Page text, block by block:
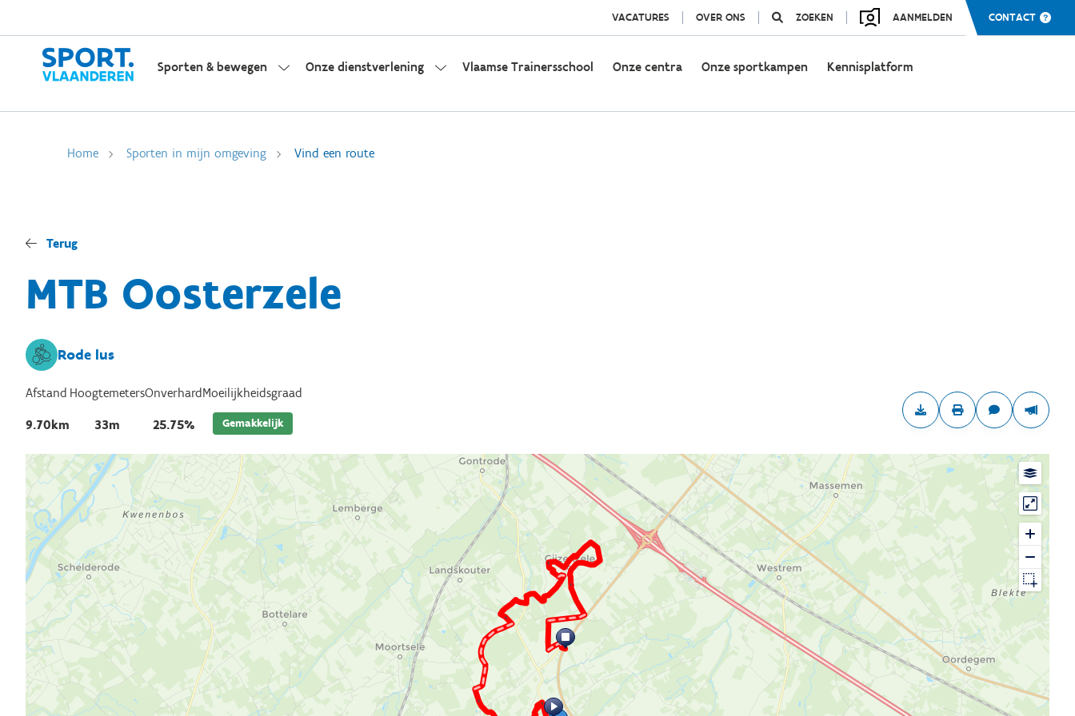
VACATURES OVER ONS ZOEKEN AANMELDEN CONTACT
Sporten & bewegen Onze dienstverlening Vlaamse Trainersschool Onze centra Onze sportkampen Kennisplatform
Home Sporten in mijn omgeving Vind een route
Terug
MTB Oosterzele
Rode lus
Afstand
9.70km
Hoogtemeters
33m
Onverhard
25.75%
Moeilijkheidsgraad
Gemakkelijk